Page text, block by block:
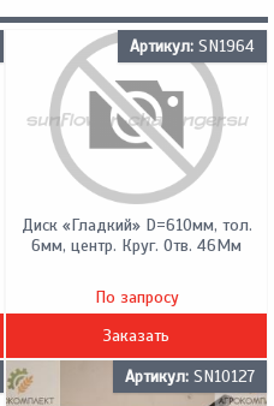
Артикул: SN1964
Диск «Гладкий» D=610мм, тол.
6мм, центр. Круг. Отв. 46Мм
По запросу
Заказать
Артикул: SN10127